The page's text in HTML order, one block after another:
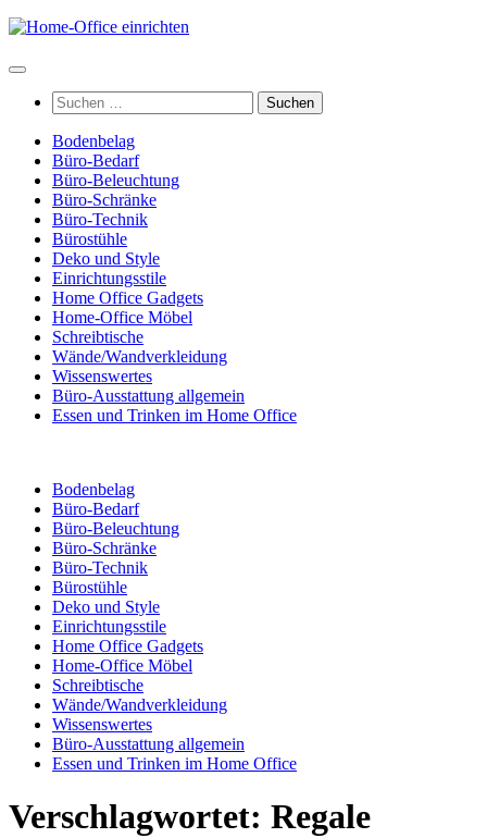
Zum
springen
Suchen
nach:
Bodenbelag
Büro-Bedarf
Büro-Beleuchtung
Büro-Schränke
Büro-Technik
Bürostühle
Deko und Style
Einrichtungsstile
Home Office Gadgets
Home-Office Möbel
Schreibtische
Wände/Wandverkleidung
Wissenswertes
Büro-Ausstattung allgemein
Essen und Trinken im Home Office
Bodenbelag
Büro-Bedarf
Büro-Beleuchtung
Büro-Schränke
Büro-Technik
Bürostühle
Deko und Style
Einrichtungsstile
Home Office Gadgets
Home-Office Möbel
Schreibtische
Wände/Wandverkleidung
Wissenswertes
Büro-Ausstattung allgemein
Essen und Trinken im Home Office
Verschlagwortet: Regale